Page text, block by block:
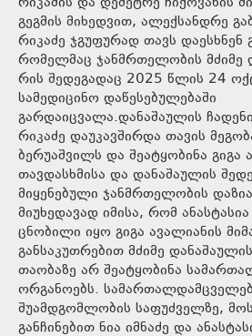
გეგმის მიხედვით, ალექსანდრე
რიკაძე ჯგუფურად თავს დაესხნენ
რომელმაც ჯანმრთელობის მძიმე
რის შედეგადაც 2025 წლის 24
სამედიცინო დაწესებულებაში
გარდაიცვალა.დანაშაულის
რიკაძე დაუკავშირდა თავის
ბერუაშვილს და შეატყობინა გიგა
თავდასხმისა და დანაშაულის
მიყენებული ჯანმრთელობის
მიუხედავად იმისა, რომ
ცნობილი იყო გიგა ავალიანის
განსაკუთრებით მძიმე
თაობაზე არ შეატყობინა
ორგანოებს.
შუამდგომლობის საფუძველზე,
განჩინებით ნია იმნაძე და